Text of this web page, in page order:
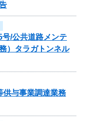
号/公共道路メンテ
）タラガトンネル
供与事業調達業務